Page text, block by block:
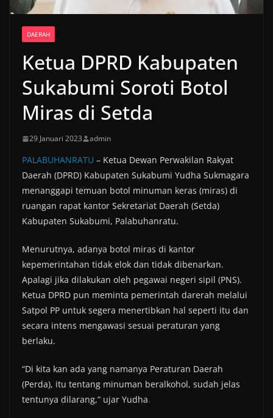
DAERAH
Ketua DPRD Kabupaten
Sukabumi Soroti Botol
Miras di Setda
29 Januari 2023 admin
PALABUHANRATU – Ketua Dewan Perwakilan Rakyat
Daerah (DPRD) Kabupaten Sukabumi Yudha Sukmagara
menanggapi temuan botol minuman keras (miras) di
ruangan rapat kantor Sekretariat Daerah (Setda)
Kabupaten Sukabumi, Palabuhanratu.
Menurutnya, adanya botol miras di kantor
kepemerintahan tidak elok dan tidak dibenarkan.
Apalagi jika dilakukan oleh pegawai negeri sipil (PNS).
Ketua DPRD pun meminta pemerintah darerah melalui
Satpol PP untuk segera menertibkan hal seperti itu dan
secara intens mengawasi sesuai peraturan yang
berlaku.
“Di kita kan ada yang namanya Peraturan Daerah
(Perda), itu tentang minuman beralkohol, sudah jelas
tentunya dilarang,” ujar Yudha.